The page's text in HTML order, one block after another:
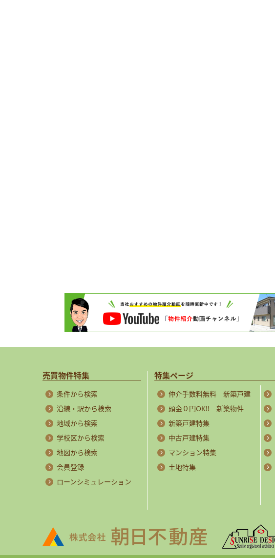
売買物件特集
条件から検索
沿線・駅から検索
地域から検索
学校区から検索
地図から検索
会員登録
ローンシミュレーション
特集ページ
仲介手数料無料 新築戸建
頭金０円OK!! 新築物件
新築戸建特集
中古戸建特集
マンション特集
土地特集